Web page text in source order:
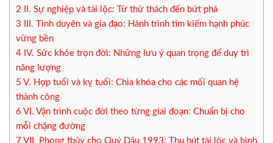
2 II. Sự nghiệp và tài lộc: Từ thử thách đến bứt phá
3 III. Tình duyên và gia đạo: Hành trình tìm kiếm hạnh phúc
vững bền
4 IV. Sức khỏe trọn đời: Những lưu ý quan trọng để duy trì
năng lượng
5 V. Hợp tuổi và kỵ tuổi: Chìa khóa cho các mối quan hệ
thành công
6 VI. Vận trình cuộc đời theo từng giai đoạn: Chuẩn bị cho
mỗi chặng đường
7 VII. Phong thủy cho Quý Dậu 1993: Thu hút tài lộc và bình